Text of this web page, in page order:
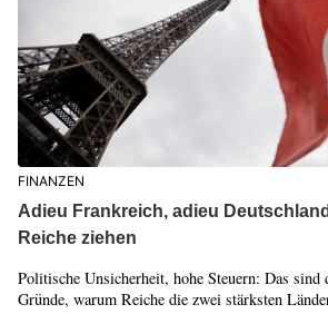
FINANZEN
Adieu Frankreich, adieu
Reiche ziehen
Politische Unsicherheit, hohe Steuern: Das sind
Gründe, warum Reiche die zwei stärksten